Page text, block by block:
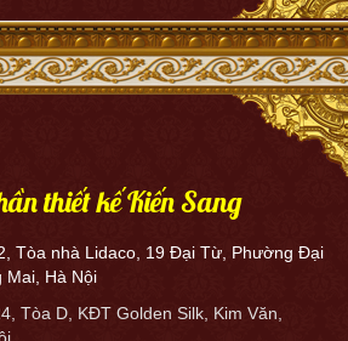
thiết kế Kiến Sang
Tòa nhà Lidaco, 19 Đại Từ, Phường Đại
Mai, Hà Nội
Tòa D, KĐT Golden Silk, Kim Văn,